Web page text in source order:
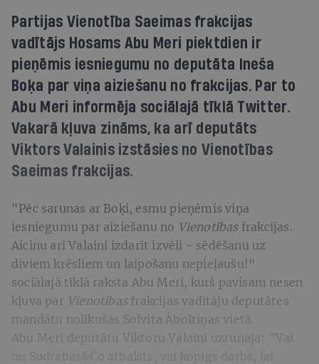
Partijas Vienotība Saeimas frakcijas
vadītājs Hosams Abu Meri piektdien ir
pieņēmis iesniegumu no deputāta Ineša
Boķa par viņa aiziešanu no frakcijas. Par to
Abu Meri informēja sociālajā tīklā Twitter.
Vakarā kļuva zināms, ka arī deputāts
Viktors Valainis izstāsies no Vienotības
Saeimas frakcijas.
"Pēc sarunas ar Boķi, esmu pieņēmis viņa
iesniegumu par aiziešanu no Vienotībasfrakcijas.
Aicinu arī Valaini izdarīt izvēli - sēdēšanu uz
diviem krēsliem un laipošanu nepieļaušu!"
sociālajā tīklā raksta Abu Meri, kurš pavisam nesen
kļuva par Vienotības frakcijas vadītāju deputātes
mandātu nolikušās Solvita Āboltiņas vietā.
Abu Meri deputātu Viktoru Valaini uzrunāja: "Vai
nu Sudrabas&Co atbalsts, vai kopīgs darbs, lai